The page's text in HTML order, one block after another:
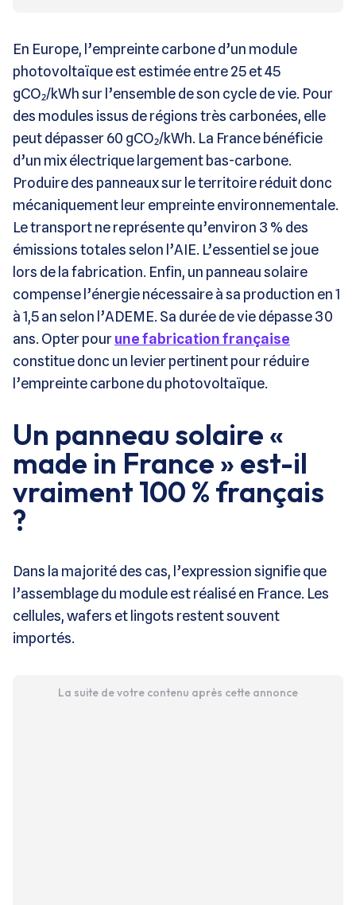
En Europe, l’empreinte carbone d’un module
photovoltaïque est estimée entre 25 et 45
gCO₂/kWh sur l’ensemble de son cycle de vie. Pour
des modules issus de régions très carbonées, elle
peut dépasser 60 gCO₂/kWh. La France bénéficie
d’un mix électrique largement bas-carbone.
Produire des panneaux sur le territoire réduit donc
mécaniquement leur empreinte environnementale.
Le transport ne représente qu’environ 3 % des
émissions totales selon l’AIE. L’essentiel se joue
lors de la fabrication. Enfin, un panneau solaire
compense l’énergie nécessaire à sa production en 1
à 1,5 an selon l’ADEME. Sa durée de vie dépasse 30
ans. Opter pourune fabrication française
constitue donc un levier pertinent pour réduire
l’empreinte carbone du photovoltaïque.
Un panneau solaire «
made in France » est-il
vraiment 100 % français
?
Dans la majorité des cas, l’expression signifie que
l’assemblage du module est réalisé en France. Les
cellules, wafers et lingots restent souvent
importés.
La suite de votre contenu après cette annonce